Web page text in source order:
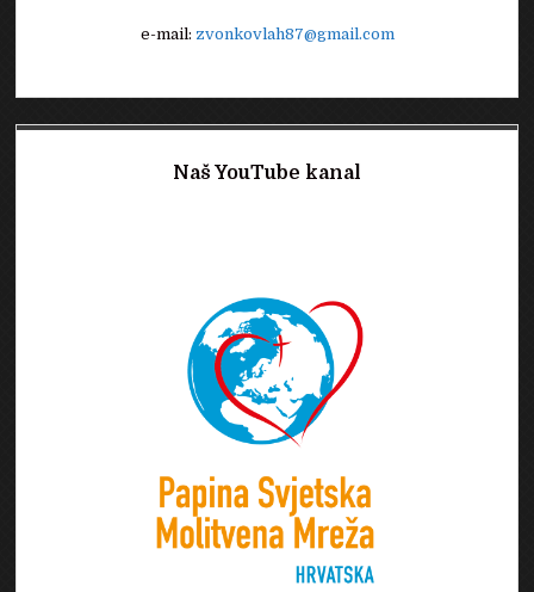
e-mail: zvonkovlah87@gmail.com
Naš YouTube kanal